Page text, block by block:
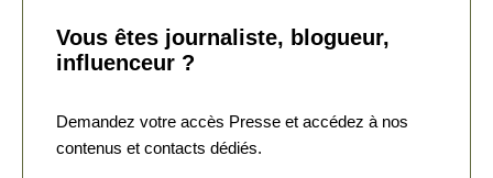
Vous êtes journaliste, blogueur,
influenceur ?
Demandez votre accès Presse et accédez à nos
contenus et contacts dédiés.